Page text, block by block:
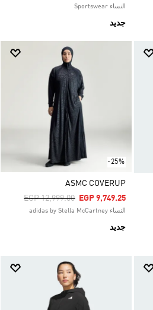
النساء Sportswear
جديد
-25%
ASMC COVERUP
Price Reduced From
EGP 12,999.00ToEGP 9,749.25
النساء adidas by Stella McCartney
جديد